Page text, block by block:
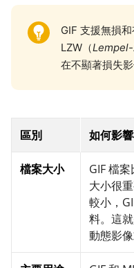
GIF 支援無損
LZW（
在不顯著損失
區別 如何影
檔案大小
GIF 檔
大小很
較小，
料。這
動態影像